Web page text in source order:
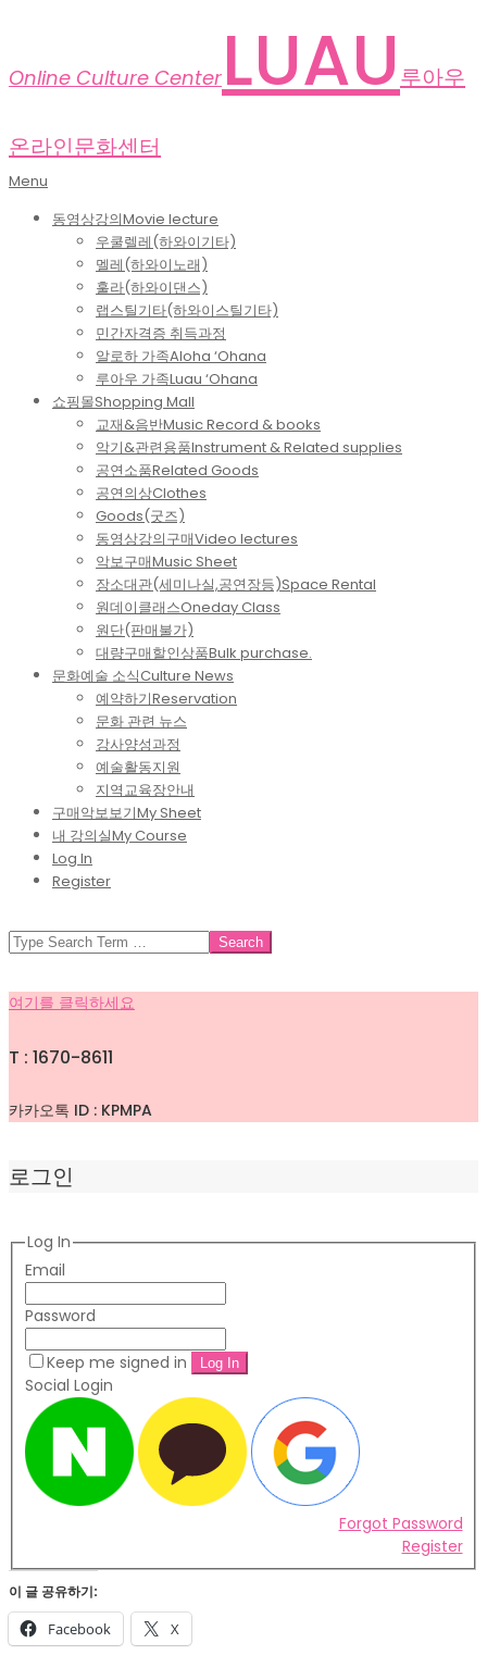
Online Culture Center LUAU 루아우
온라인문화센터
Primary
Menu
Menu
동영상강의Movie lecture
우쿨렐레(하와이기타)
멜레(하와이노래)
훌라(하와이댄스)
랩스틸기타(하와이스틸기타)
민간자격증 취득과정
알로하 가족Aloha ‘Ohana
루아우 가족Luau ‘Ohana
쇼핑몰Shopping Mall
교재&음반Music Record & books
악기&관련용품Instrument & Related supplies
공연소품Related Goods
공연의상Clothes
Goods(굿즈)
동영상강의구매Video lectures
악보구매Music Sheet
장소대관(세미나실,공연장등)Space Rental
원데이클래스Oneday Class
원단(판매불가)
대량구매할인상품Bulk purchase.
문화예술 소식Culture News
예약하기Reservation
문화 관련 뉴스
강사양성과정
예술활동지원
지역교육장안내
구매악보보기My Sheet
내 강의실My Course
Log In
Register
SEARCH
여기를 클릭하세요
T : 1670-8611
카카오톡 ID : KPMPA
로그인
Log In
Email
Password
Keep me signed in
Social Login
Forgot Password
Register
이 글 공유하기:
Facebook X